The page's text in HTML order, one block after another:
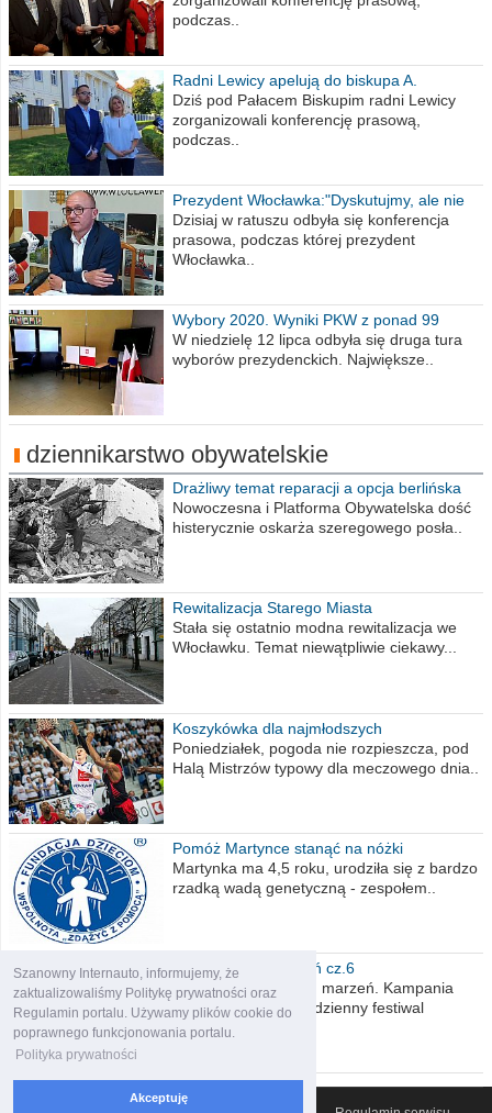
Szanowny Internauto, informujemy, że
zaktualizowaliśmy Politykę prywatności oraz
Regulamin portalu. Używamy plików cookie do
poprawnego funkcjonowania portalu.
Polityka prywatności
Akceptuję
podczas..
Radni Lewicy apelują do biskupa A.
Wiesława Meringa
Dziś pod Pałacem Biskupim radni Lewicy
zorganizowali konferencję prasową,
podczas..
Prezydent Włocławka:"Dyskutujmy, ale nie
obrażajmy się”
Dzisiaj w ratuszu odbyła się konferencja
prasowa, podczas której prezydent
Włocławka..
Wybory 2020. Wyniki PKW z ponad 99
procent obwodów
W niedzielę 12 lipca odbyła się druga tura
wyborów prezydenckich. Największe..
dziennikarstwo obywatelskie
Drażliwy temat reparacji a opcja berlińska
Nowoczesna i Platforma Obywatelska dość
histerycznie oskarża szeregowego posła..
Rewitalizacja Starego Miasta
Stała się ostatnio modna rewitalizacja we
Włocławku. Temat niewątpliwie ciekawy...
Koszykówka dla najmłodszych
Poniedziałek, pogoda nie rozpieszcza, pod
Halą Mistrzów typowy dla meczowego dnia..
Pomóż Martynce stanąć na nóżki
Martynka ma 4,5 roku, urodziła się z bardzo
rzadką wadą genetyczną - zespołem..
Polska moich marzeń cz.6
Nadszedł kres moich marzeń. Kampania
wyborcza czyli niecodzienny festiwal
obietnic,..